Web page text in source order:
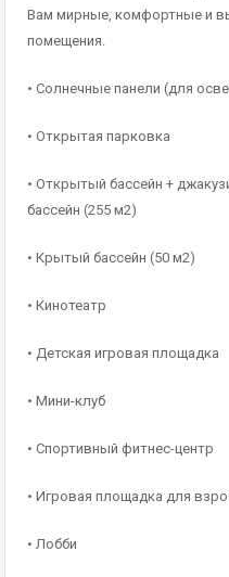
Вам мирные, комфортные и
помещения.
• Солнечные панели (для
• Открытая парковка
• Открытый бассейн +
бассейн (255 м2)
• Крытый бассейн (50 м2)
• Кинотеатр
• Детская игровая площадка
• Мини-клуб
• Спортивный фитнес-центр
• Игровая площадка для
• Лобби